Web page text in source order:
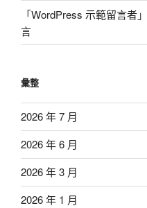
「WordPress 示範留言者
言
彙整
2026 年 7 月
2026 年 6 月
2026 年 3 月
2026 年 1 月